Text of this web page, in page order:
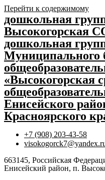
Перейти к содержимому
дошкольная
Высокогорская
дошкольная
Муниципального
«Высокогорская
Енисейского
Красноярского
+7 (908) 203-43-58
663145, Российская
Енисейский район, п.